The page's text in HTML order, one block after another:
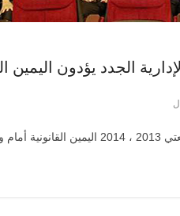
الجدد يؤدون اليمين
مساء